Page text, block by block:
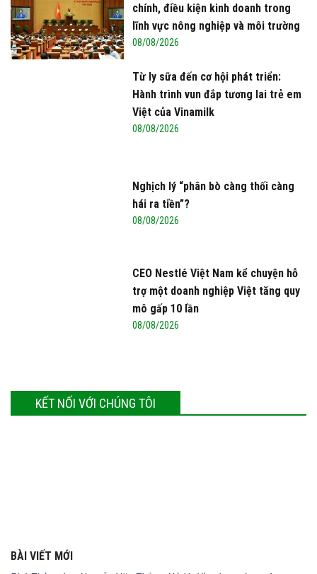
chính, điều kiện kinh doanh trong
lĩnh vực nông nghiệp và môi trường
08/08/2026
Từ ly sữa đến cơ hội phát triển:
Hành trình vun đắp tương lai trẻ em
Việt của Vinamilk
08/08/2026
Nghịch lý “phân bò càng thối càng
hái ra tiền”?
08/08/2026
CEO Nestlé Việt Nam kể chuyện hỗ
trợ một doanh nghiệp Việt tăng quy
mô gấp 10 lần
08/08/2026
KẾT NỐI VỚI CHÚNG TÔI
BÀI VIẾT MỚI